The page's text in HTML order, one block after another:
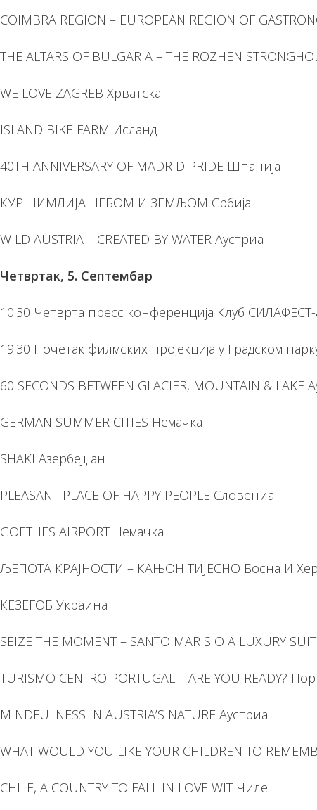
COIMBRA REGION – EUROPEAN REGION OF
THE ALTARS OF BULGARIA – THE ROZHEN
WE LOVE ZAGREB Хрватска
ISLAND BIKE FARM Исланд
40TH ANNIVERSARY OF MADRID PRIDE Шпанија
КУРШИМЛИЈА НЕБОМ И ЗЕМЉОМ Србија
WILD AUSTRIA – CREATED BY WATER Аустриа
Четвртак, 5. Септембар
10.30 Четврта пресс конференција Клуб СИЛАФЕСТ-
19.30 Почетак филмских пројекција у Градском
60 SECONDS BETWEEN GLACIER, MOUNTAIN & LAKE
GERMAN SUMMER CITIES Немачка
SHAKI Азербејџан
PLEASANT PLACE OF HAPPY PEOPLE Словениа
GOETHES AIRPORT Немачка
ЉЕПОТА КРАЈНОСТИ – КАЊОН ТИЈЕСНО Босна И
КЕЗЕГОБ Украина
SEIZE THE MOMENT – SANTO MARIS OIA LUXURY
TURISMO CENTRO PORTUGAL – ARE YOU READY?
MINDFULNESS IN AUSTRIA’S NATURE Аустриа
WHAT WOULD YOU LIKE YOUR CHILDREN TO
CHILE, A COUNTRY TO FALL IN LOVE WIT Чиле